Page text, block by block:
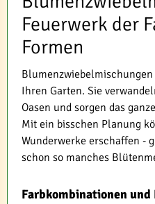
Feuerwerk der
Formen
Ihren Garten. Sie
Oasen und sorgen das
Mit ein bisschen Planung
Wunderwerke erschaffen -
schon so manches
Farbkombinationen